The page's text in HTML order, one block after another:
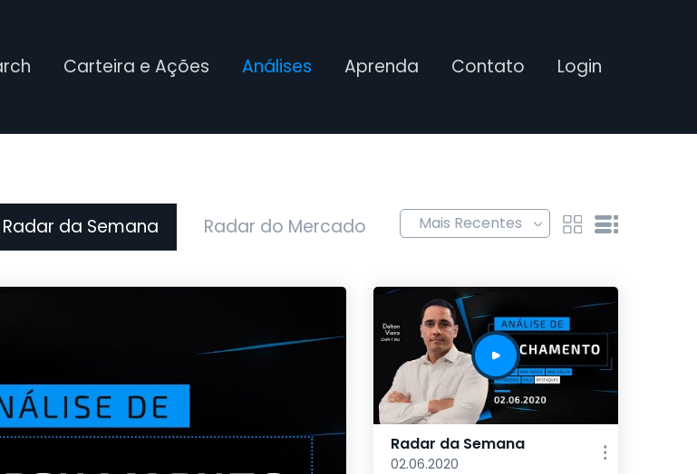
Carteira e Ações Análises Aprenda Contato Login
Radar da Semana Radar do Mercado
Radar da Semana
02.06.2020